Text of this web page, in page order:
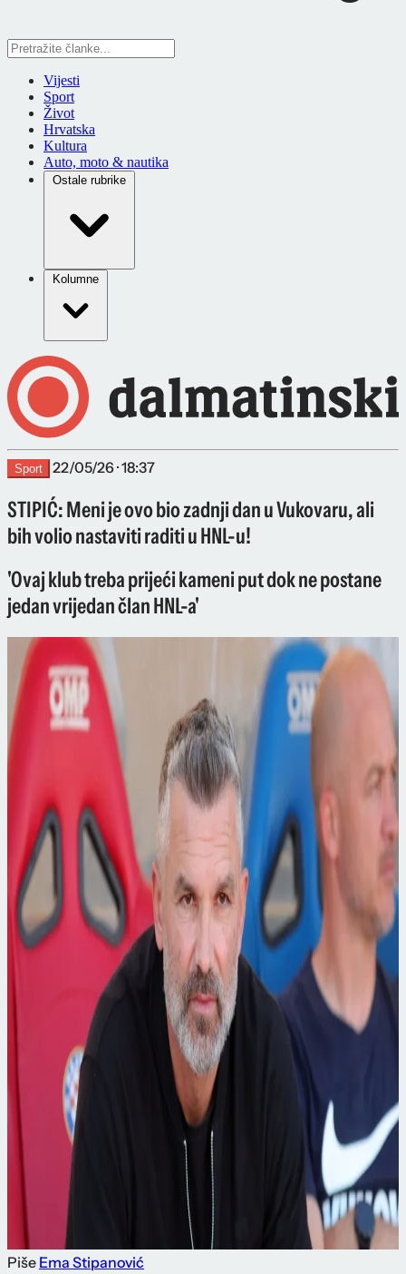
Vijesti
Sport
Život
Hrvatska
Kultura
Auto, moto & nautika
Ostale rubrike
Kolumne
Sport 22/05/26 · 18:37
STIPIĆ: Meni je ovo bio zadnji dan u Vukovaru, ali
bih volio nastaviti raditi u HNL-u!
'Ovaj klub treba prijeći kameni put dok ne postane
jedan vrijedan član HNL-a'
Piše Ema Stipanović